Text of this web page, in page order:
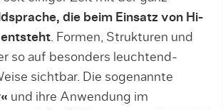
die beim Einsatz von Hi-
entsteht. Formen, Strukturen und
so auf besonders leuchtend-
sichtbar. Die sogenannte
und ihre Anwendung im